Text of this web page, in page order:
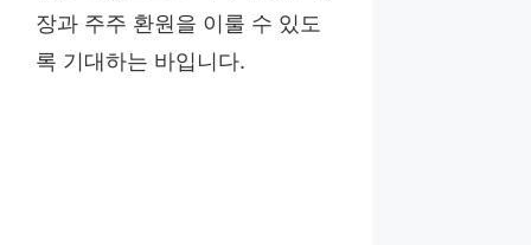
장과 주주 환원을 이룰 수 있도
록 기대하는 바입니다.